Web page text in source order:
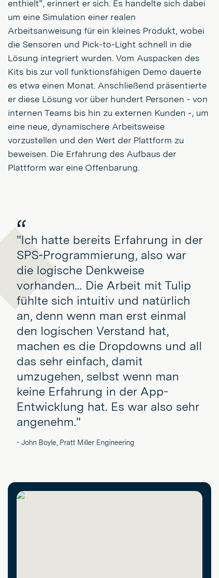
enthielt", erinnert er sich. Es handelte sich dabei
um eine Simulation einer realen
Arbeitsanweisung für ein kleines Produkt, wobei
die Sensoren und Pick-to-Light schnell in die
Lösung integriert wurden. Vom Auspacken des
Kits bis zur voll funktionsfähigen Demo dauerte
es etwa einen Monat. Anschließend präsentierte
er diese Lösung vor über hundert Personen - von
internen Teams bis hin zu externen Kunden -, um
eine neue, dynamischere Arbeitsweise
vorzustellen und den Wert der Plattform zu
beweisen. Die Erfahrung des Aufbaus der
Plattform war eine Offenbarung.
"Ich hatte bereits Erfahrung in der
SPS-Programmierung, also war
die logische Denkweise
vorhanden... Die Arbeit mit Tulip
fühlte sich intuitiv und natürlich
an, denn wenn man erst einmal
den logischen Verstand hat,
machen es die Dropdowns und all
das sehr einfach, damit
umzugehen, selbst wenn man
keine Erfahrung in der App-
Entwicklung hat. Es war also sehr
angenehm."
- John Boyle, Pratt Miller Engineering